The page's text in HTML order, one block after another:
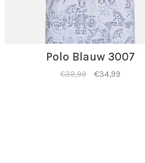
Polo Blauw 3007
€39,99 €34,99